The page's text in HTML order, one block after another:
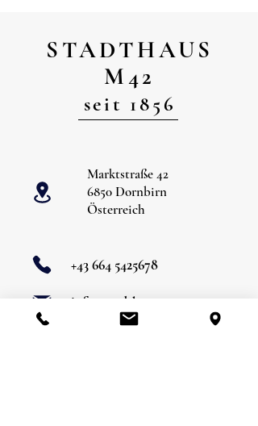
STADTHAUS
M42
seit 1856
Marktstraße 42
6850 Dornbirn
Österreich
+43 664 5425678
info@stadthausm42.at